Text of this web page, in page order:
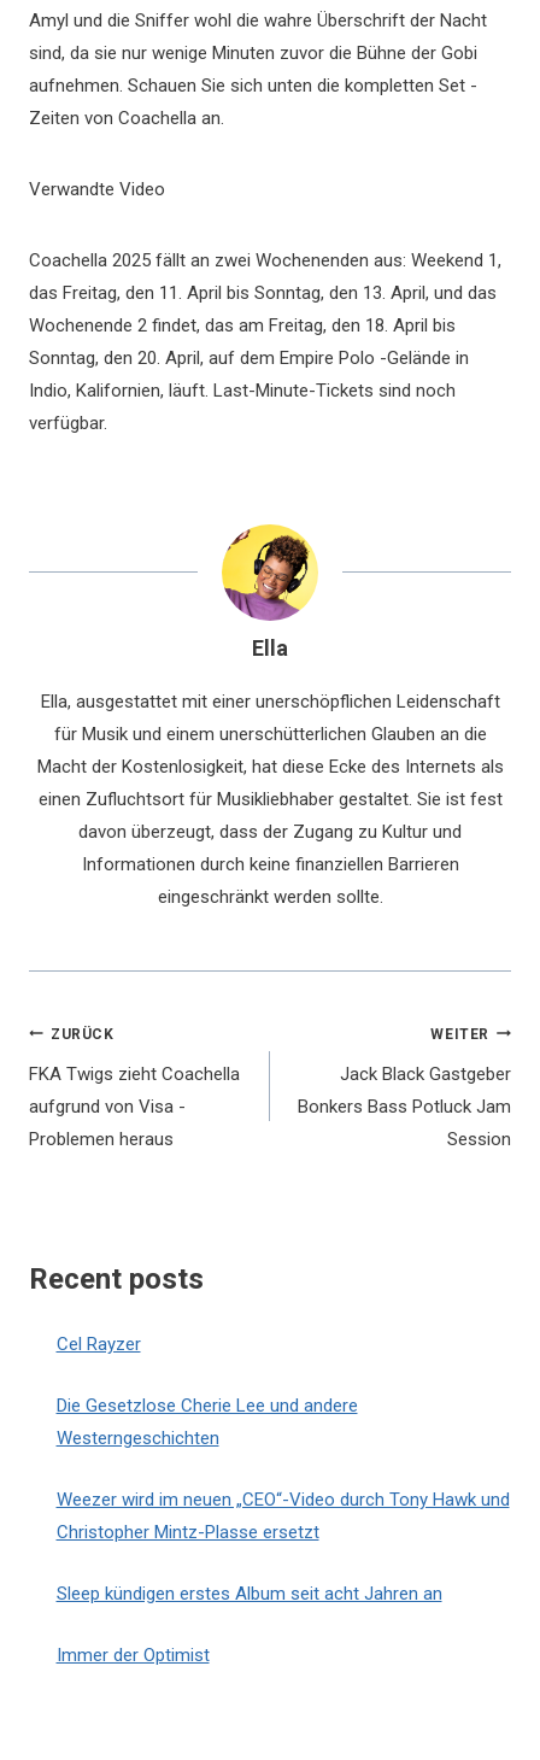
Amyl und die Sniffer wohl die wahre Überschrift der Nacht
sind, da sie nur wenige Minuten zuvor die Bühne der Gobi
aufnehmen. Schauen Sie sich unten die kompletten Set -
Zeiten von Coachella an.
Verwandte Video
Coachella 2025 fällt an zwei Wochenenden aus: Weekend 1,
das Freitag, den 11. April bis Sonntag, den 13. April, und das
Wochenende 2 findet, das am Freitag, den 18. April bis
Sonntag, den 20. April, auf dem Empire Polo -Gelände in
Indio, Kalifornien, läuft. Last-Minute-Tickets sind noch
verfügbar.
Ella
Ella, ausgestattet mit einer unerschöpflichen Leidenschaft
für Musik und einem unerschütterlichen Glauben an die
Macht der Kostenlosigkeit, hat diese Ecke des Internets als
einen Zufluchtsort für Musikliebhaber gestaltet. Sie ist fest
davon überzeugt, dass der Zugang zu Kultur und
Informationen durch keine finanziellen Barrieren
eingeschränkt werden sollte.
Beitragsnavigation
ZURÜCK
FKA Twigs zieht Coachella
aufgrund von Visa -
Problemen heraus
WEITER
Jack Black Gastgeber
Bonkers Bass Potluck Jam
Session
Recent posts
Cel Rayzer
Die Gesetzlose Cherie Lee und andere
Westerngeschichten
Weezer wird im neuen „CEO“-Video durch Tony Hawk und
Christopher Mintz-Plasse ersetzt
Sleep kündigen erstes Album seit acht Jahren an
Immer der Optimist